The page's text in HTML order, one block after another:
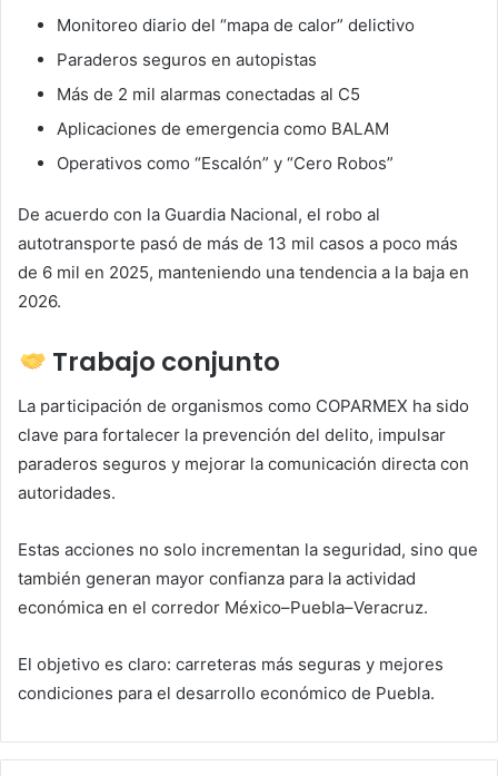
Monitoreo diario del “mapa de calor” delictivo
Paraderos seguros en autopistas
Más de 2 mil alarmas conectadas al C5
Aplicaciones de emergencia como BALAM
Operativos como “Escalón” y “Cero Robos”
De acuerdo con la Guardia Nacional, el robo al
autotransporte pasó de más de 13 mil casos a poco más
de 6 mil en 2025, manteniendo una tendencia a la baja en
2026.
Trabajo conjunto
La participación de organismos como COPARMEX ha sido
clave para fortalecer la prevención del delito, impulsar
paraderos seguros y mejorar la comunicación directa con
autoridades.
Estas acciones no solo incrementan la seguridad, sino que
también generan mayor confianza para la actividad
económica en el corredor México–Puebla–Veracruz.
El objetivo es claro: carreteras más seguras y mejores
condiciones para el desarrollo económico de Puebla.